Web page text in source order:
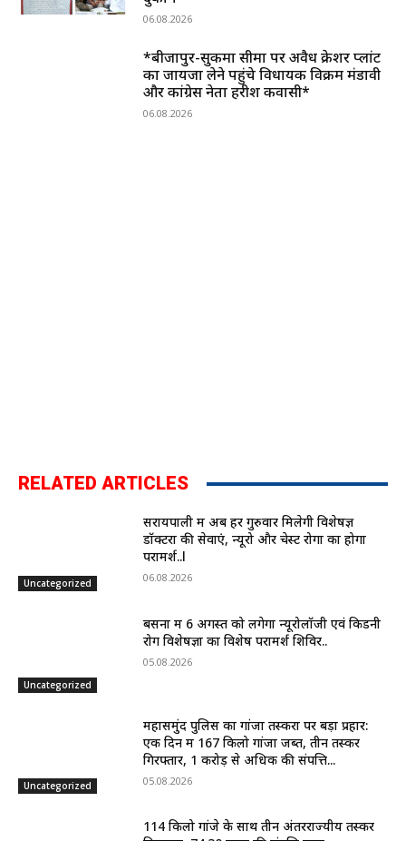
06.08.2026
*बीजापुर-सुकमा सीमा पर अवैध क्रेशर प्लांट
का जायजा लेने पहुंचे विधायक विक्रम मंडावी
और कांग्रेस नेता हरीश कवासी*
06.08.2026
RELATED ARTICLES
Uncategorized
सरायपाली में अब हर गुरुवार मिलेगी विशेषज्ञ
डॉक्टरों की सेवाएं, न्यूरो और चेस्ट रोगों का होगा
परामर्श..l
06.08.2026
Uncategorized
बसना में 6 अगस्त को लगेगा न्यूरोलॉजी एवं किडनी
रोग विशेषज्ञों का विशेष परामर्श शिविर..
05.08.2026
Uncategorized
महासमुंद पुलिस का गांजा तस्करों पर बड़ा प्रहार:
एक दिन में 167 किलो गांजा जब्त, तीन तस्कर
गिरफ्तार, 1 करोड़ से अधिक की संपत्ति...
05.08.2026
114 किलो गांजे के साथ तीन अंतरराज्यीय तस्कर